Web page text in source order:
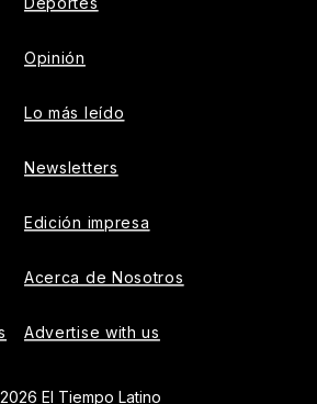
Opinión
Lo más leído
Newsletters
Edición impresa
Acerca de Nosotros
Advertise with us
El Tiempo Latino